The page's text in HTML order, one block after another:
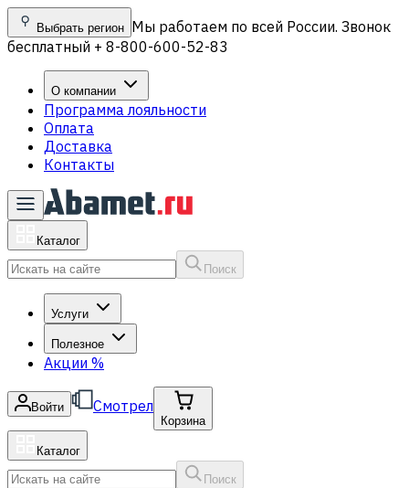
Выбрать регион Мы работаем по всей России. Звонок
бесплатный + 8-800-600-52-83
О компании
Программа лояльности
Оплата
Доставка
Контакты
Каталог
Поиск
Услуги
Полезное
Акции %
Войти Смотрел
Корзина
Каталог
Поиск